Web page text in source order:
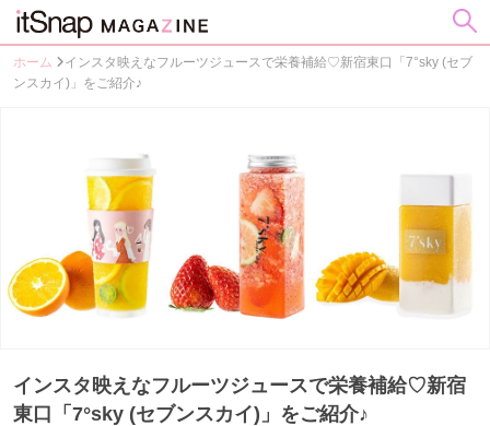
ホーム
インスタ映えなフルーツジュースで栄養補給♡新宿東口「7°sky (セブ
ンスカイ)」をご紹介♪
インスタ映えなフルーツジュースで栄養補給♡新宿
東口「7°sky (セブンスカイ)」をご紹介♪